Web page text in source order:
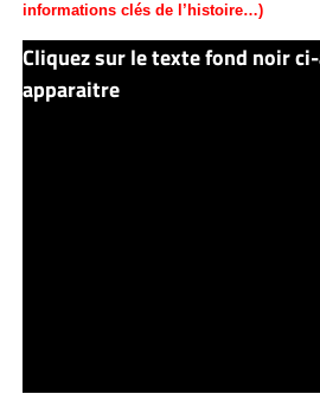
informations clés de l’histoire…)
Cliquez sur le texte fond noir
apparaitreEnrico Balazar semble